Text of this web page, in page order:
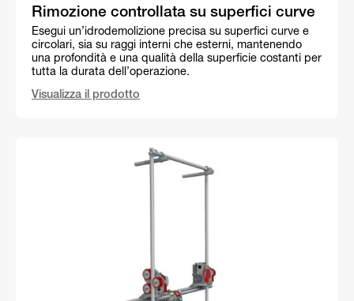
Rimozione controllata su superfici curve
Esegui un’idrodemolizione precisa su superfici curve e
circolari, sia su raggi interni che esterni, mantenendo
una profondità e una qualità della superficie costanti per
tutta la durata dell’operazione.
Visualizza il prodotto